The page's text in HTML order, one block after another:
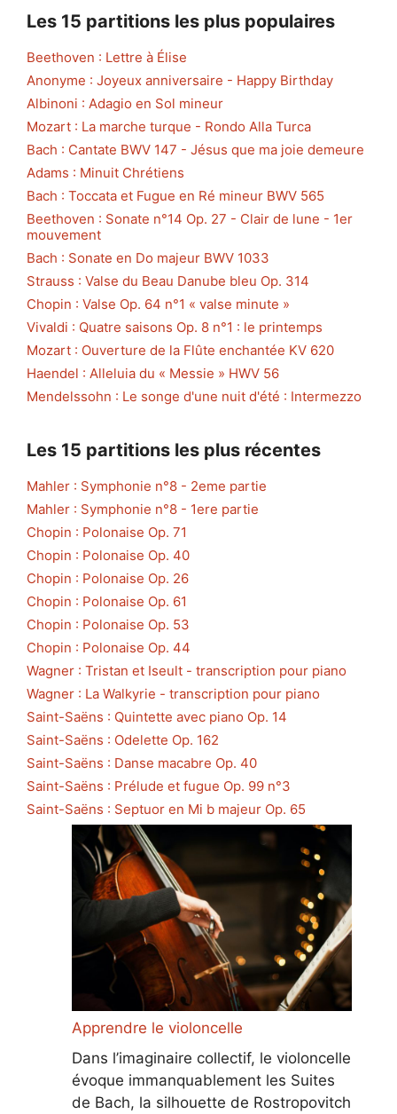
Les 15 partitions les plus populaires
Beethoven : Lettre à Élise
Anonyme : Joyeux anniversaire - Happy Birthday
Albinoni : Adagio en Sol mineur
Mozart : La marche turque - Rondo Alla Turca
Bach : Cantate BWV 147 - Jésus que ma joie demeure
Adams : Minuit Chrétiens
Bach : Toccata et Fugue en Ré mineur BWV 565
Beethoven : Sonate n°14 Op. 27 - Clair de lune - 1er
mouvement
Bach : Sonate en Do majeur BWV 1033
Strauss : Valse du Beau Danube bleu Op. 314
Chopin : Valse Op. 64 n°1 « valse minute »
Vivaldi : Quatre saisons Op. 8 n°1 : le printemps
Mozart : Ouverture de la Flûte enchantée KV 620
Haendel : Alleluia du « Messie » HWV 56
Mendelssohn : Le songe d'une nuit d'été : Intermezzo
Les 15 partitions les plus récentes
Mahler : Symphonie n°8 - 2eme partie
Mahler : Symphonie n°8 - 1ere partie
Chopin : Polonaise Op. 71
Chopin : Polonaise Op. 40
Chopin : Polonaise Op. 26
Chopin : Polonaise Op. 61
Chopin : Polonaise Op. 53
Chopin : Polonaise Op. 44
Wagner : Tristan et Iseult - transcription pour piano
Wagner : La Walkyrie - transcription pour piano
Saint-Saëns : Quintette avec piano Op. 14
Saint-Saëns : Odelette Op. 162
Saint-Saëns : Danse macabre Op. 40
Saint-Saëns : Prélude et fugue Op. 99 n°3
Saint-Saëns : Septuor en Mi b majeur Op. 65
Apprendre le violoncelle
Dans l’imaginaire collectif, le violoncelle
évoque immanquablement les Suites
de Bach, la silhouette de Rostropovitch